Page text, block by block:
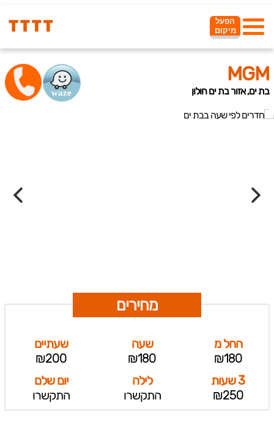
הפעל
מיקום
MGM
בת ים, אזור בת ים חולון
מחירים
החל מ
₪180
שעה
₪180
שעתיים
₪200
3 שעות
₪250
לילה
התקשרו
יום שלם
התקשרו